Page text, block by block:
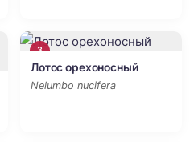
3
Лотос орехоносный
Nelumbo nucifera